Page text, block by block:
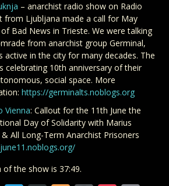
– anarchist radio show on Radio
from Ljubljana made a call for May
Bad News in Trieste. We were talking
from anarchist group Germinal,
active in the city for many decades. The
celebrating 10th anniversary of their
social space. More
https://germinalts.noblogs.org
Vienna: Callout for the 11th June the
Day of Solidarity with Marius
All Long-Term Anarchist Prisoners
of the show is 37:49.